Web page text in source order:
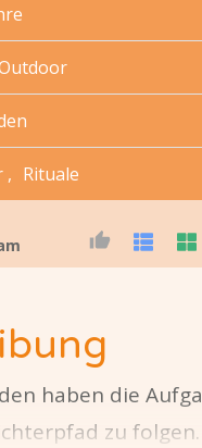
Jahre
Rituale
haben die
zu